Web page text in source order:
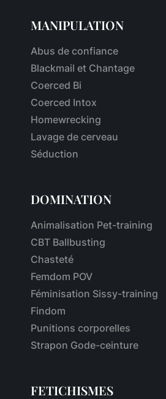
MANIPULATION
Abus de confiance
Blackmail et Chantage
Coerced Bi
Coerced Intox
Homewrecking
Lavage de cerveau
Séduction
DOMINATION
Animalisation Pet-training
CBT Ballbusting
Chasteté
Femdom POV
Féminisation Sissy-training
Findom
Punitions corporelles
Strapon Gode-ceinture
FETICHISMES